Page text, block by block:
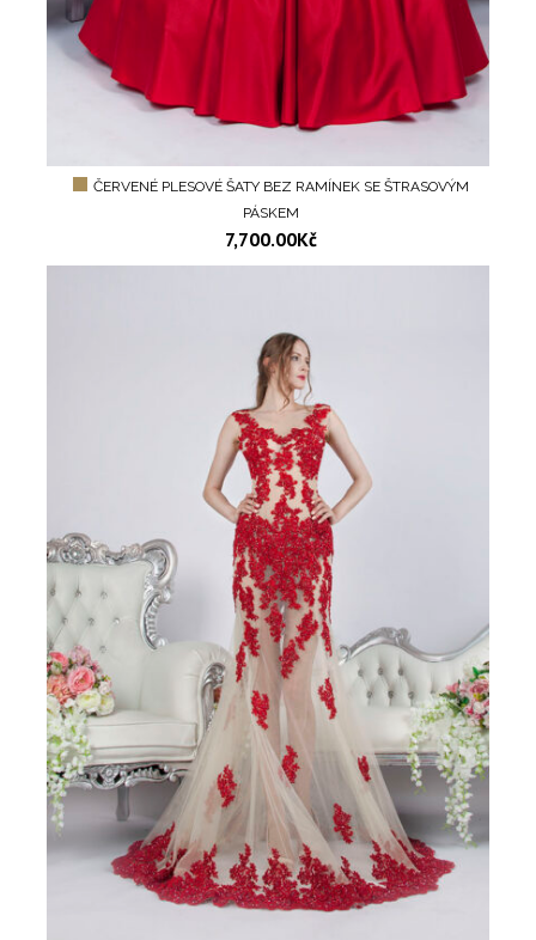
ČERVENÉ PLESOVÉ ŠATY BEZ RAMÍNEK SE ŠTRASOVÝM
PÁSKEM
7,700.00Kč